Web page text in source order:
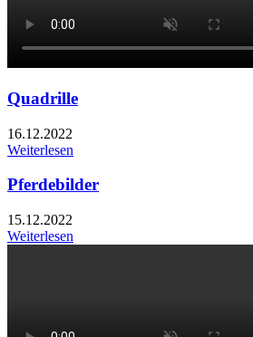
Quadrille
16.12.2022
Weiterlesen
Pferdebilder
15.12.2022
Weiterlesen